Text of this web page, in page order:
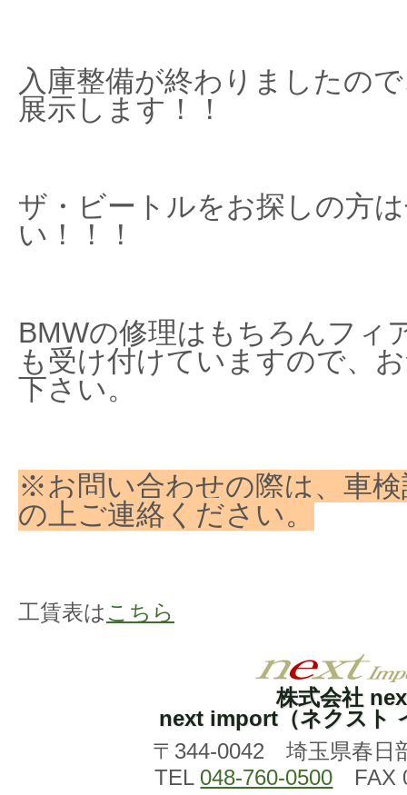
入庫整備が終わりましたの
展示します！！
ザ・ビートルをお探しの方
い！！！
BMWの修理はもちろんフィ
も受け付けていますので、
下さい。
※お問い合わせの際は、車
の上ご連絡ください。
工賃表は こちら
株式会社
next import（ネクスト
〒344-0042 埼玉県春日
TEL 048-760-0500 FAX